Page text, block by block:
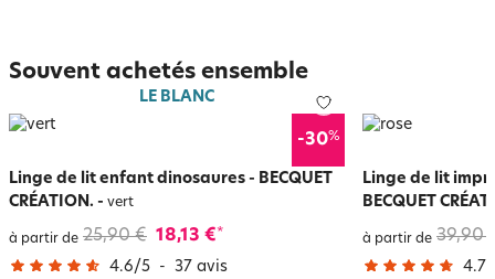
Souvent achetés ensemble
LE BLANC
-30%
Linge de lit enfant dinosaures - BECQUET
CRÉATION. - vert
à partir de 25,90 € 18,13 €*
4.6/5 - 37 avis
Linge de lit
BECQUET
à partir de 39,90
4.7